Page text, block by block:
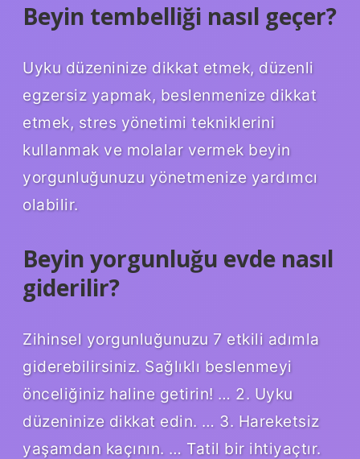
Beyin tembelliği nasıl geçer?
Uyku düzeninize dikkat etmek, düzenli
egzersiz yapmak, beslenmenize dikkat
etmek, stres yönetimi tekniklerini
kullanmak ve molalar vermek beyin
yorgunluğunuzu yönetmenize yardımcı
olabilir.
Beyin yorgunluğu evde nasıl
giderilir?
Zihinsel yorgunluğunuzu 7 etkili adımla
giderebilirsiniz. Sağlıklı beslenmeyi
önceliğiniz haline getirin! … 2. Uyku
düzeninize dikkat edin. … 3. Hareketsiz
yaşamdan kaçının. … Tatil bir ihtiyaçtır.